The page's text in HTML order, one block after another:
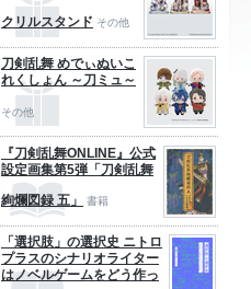
クリルスタンド その他
刀剣乱舞 めでぃぬいこ
れくしょん ～刀ミュ～
その他
『刀剣乱舞ONLINE』公式
設定画集第5弾「刀剣乱舞
絢爛図録 五」 書籍
「選択肢」の選択史 ニトロ
プラスのシナリオライター
はノベルゲームをどう作っ